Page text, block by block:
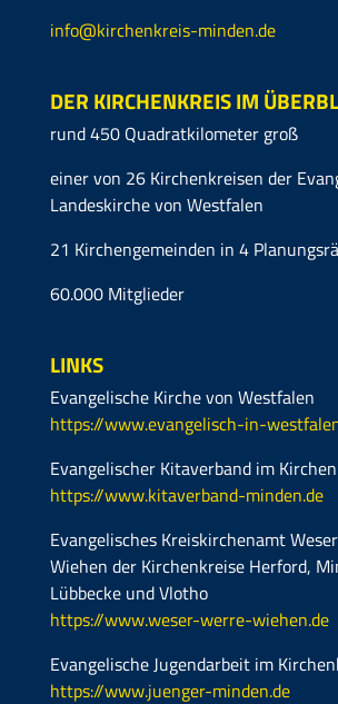
info@kirchenkreis-minden.de
DER KIRCHENKREIS IM
rund 450 Quadratkilometer groß
einer von 26 Kirchenkreisen der
Landeskirche von Westfalen
21 Kirchengemeinden in 4
60.000 Mitglieder
LINKS
Evangelische Kirche von Westfalen
https://www.evangelisch-in-
Evangelischer Kitaverband im
https://www.kitaverband-minden.de
Evangelisches Kreiskirchenamt
Wiehen der Kirchenkreise Herford,
Lübbecke und Vlotho
https://www.weser-werre-wiehen.de
Evangelische Jugendarbeit im
https://www.juenger-minden.de